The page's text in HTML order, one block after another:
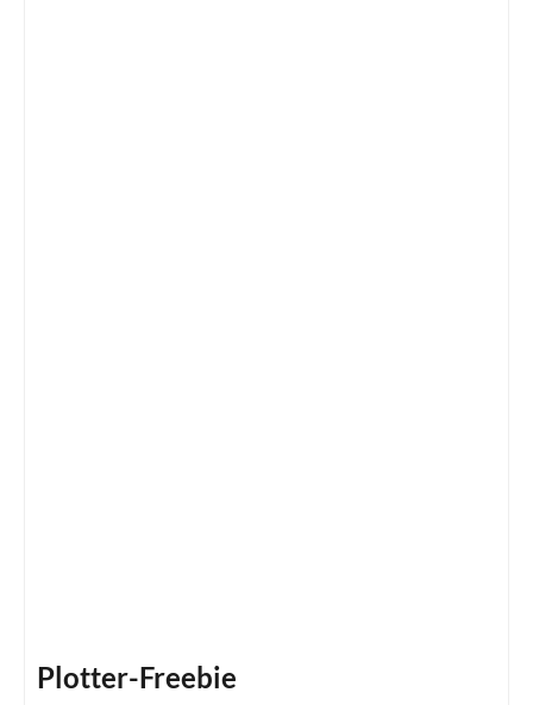
Plotter-Freebie